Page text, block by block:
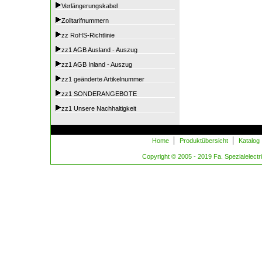
Verlängerungskabel
Zolltarifnummern
zz RoHS-Richtlinie
zz1 AGB Ausland - Auszug
zz1 AGB Inland - Auszug
zz1 geänderte Artikelnummer
zz1 SONDERANGEBOTE
zz1 Unsere Nachhaltigkeit
Home | Produktübersicht | Katalog
Copyright © 2005 - 2019 Fa.